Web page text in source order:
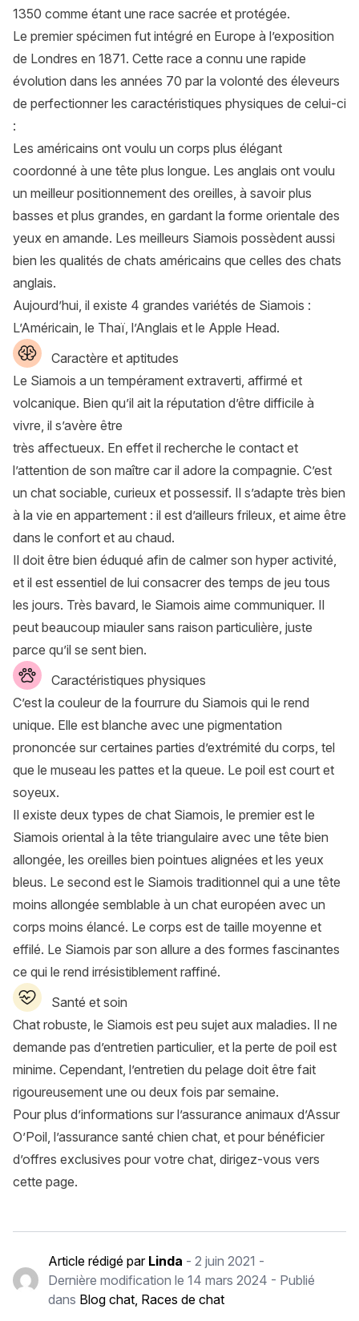
1350 comme étant une race sacrée et protégée.
Le premier spécimen fut intégré en Europe à l’exposition
de Londres en 1871. Cette race a connu une rapide
évolution dans les années 70 par la volonté des éleveurs
de perfectionner les caractéristiques physiques de celui-ci
:
Les américains ont voulu un corps plus élégant
coordonné à une tête plus longue. Les anglais ont voulu
un meilleur positionnement des oreilles, à savoir plus
basses et plus grandes, en gardant la forme orientale des
yeux en amande. Les meilleurs Siamois possèdent aussi
bien les qualités de chats américains que celles des chats
anglais.
Aujourd’hui, il existe 4 grandes variétés de Siamois :
L’Américain, le Thaï, l’Anglais et le Apple Head.
Caractère et aptitudes
Le Siamois a un tempérament extraverti, affirmé et
volcanique. Bien qu’il ait la réputation d’être difficile à
vivre, il s’avère être
très affectueux. En effet il recherche le contact et
l’attention de son maître car il adore la compagnie. C’est
un chat sociable, curieux et possessif. Il s’adapte très bien
à la vie en appartement : il est d’ailleurs frileux, et aime être
dans le confort et au chaud.
Il doit être bien éduqué afin de calmer son hyper activité,
et il est essentiel de lui consacrer des temps de jeu tous
les jours. Très bavard, le Siamois aime communiquer. Il
peut beaucoup miauler sans raison particulière, juste
parce qu’il se sent bien.
Caractéristiques physiques
C’est la couleur de la fourrure du Siamois qui le rend
unique. Elle est blanche avec une pigmentation
prononcée sur certaines parties d’extrémité du corps, tel
que le museau les pattes et la queue. Le poil est court et
soyeux.
Il existe deux types de chat Siamois, le premier est le
Siamois oriental à la tête triangulaire avec une tête bien
allongée, les oreilles bien pointues alignées et les yeux
bleus. Le second est le Siamois traditionnel qui a une tête
moins allongée semblable à un chat européen avec un
corps moins élancé. Le corps est de taille moyenne et
effilé. Le Siamois par son allure a des formes fascinantes
ce qui le rend irrésistiblement raffiné.
Santé et soin
Chat robuste, le Siamois est peu sujet aux maladies. Il ne
demande pas d’entretien particulier, et la perte de poil est
minime. Cependant, l’entretien du pelage doit être fait
rigoureusement une ou deux fois par semaine.
Pour plus d’informations sur l’assurance animaux d’Assur
O’Poil, l’assurance santé chien chat, et pour bénéficier
d’offres exclusives pour votre chat, dirigez-vous vers
cette page.
Article rédigé par Linda - 2 juin 2021 -
Dernière modification le14 mars 2024 - Publié
dans Blog chat Races de chat